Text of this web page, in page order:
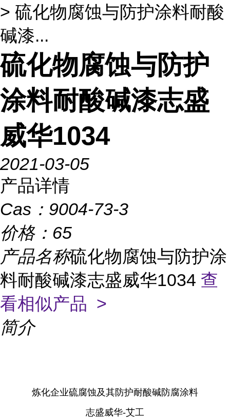
> 硫化物腐蚀与防护涂料耐酸
碱漆...
硫化物腐蚀与防护
涂料耐酸碱漆志盛
威华1034
2021-03-05
产品详情
Cas： 9004-73-3
价格： 65
产品名称硫化物腐蚀与防护涂
料耐酸碱漆志盛威华1034 查
看相似产品 >
简介
炼化企业硫腐蚀及其防护耐酸碱防腐涂料
志盛威华-艾工